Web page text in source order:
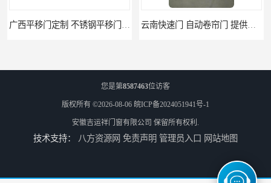
阜阳卷帘门快速门 堆积门 工业卷帘门 天津防火门品牌 玻璃防火门 制造工艺优
您是第8587463位访客
版权所有 ©2026-08-06 皖ICP备2024051941号-1
安徽吉运祥门窗有限公司 保留所有权利.
技术支持： 八方资源网 免责声明 管理员入口 网站地图